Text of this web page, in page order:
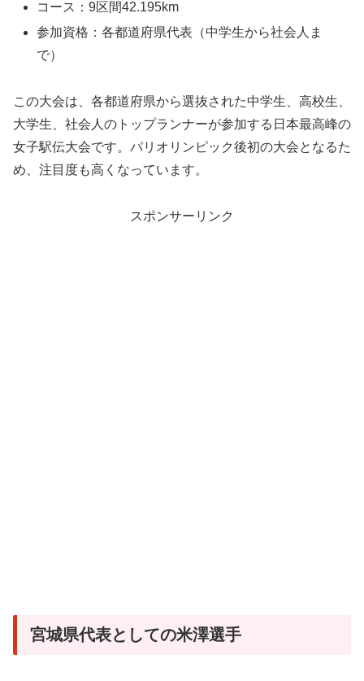
コース：9区間42.195km
参加資格：各都道府県代表（中学生から社会人ま
で）
この大会は、各都道府県から選抜された中学生、高校生、
大学生、社会人のトップランナーが参加する日本最高峰の
女子駅伝大会です。パリオリンピック後初の大会となるた
め、注目度も高くなっています。
スポンサーリンク
宮城県代表としての米澤選手